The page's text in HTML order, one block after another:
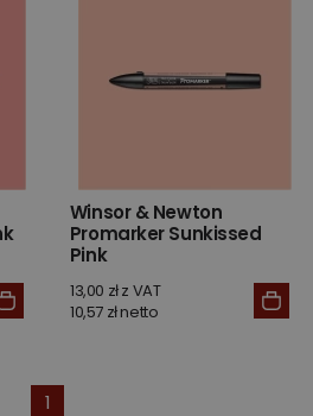
Winsor & Newton
Promarker Sunkissed
Pink
13,00 zł z VAT
10,57 zł netto
1